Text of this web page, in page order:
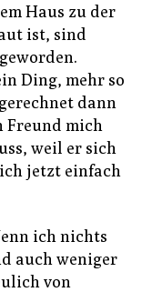
Haus zu der
ist, sind
Ding, mehr so
dann
Freund mich
weil er sich
jetzt einfach
ich nichts
auch weniger
von